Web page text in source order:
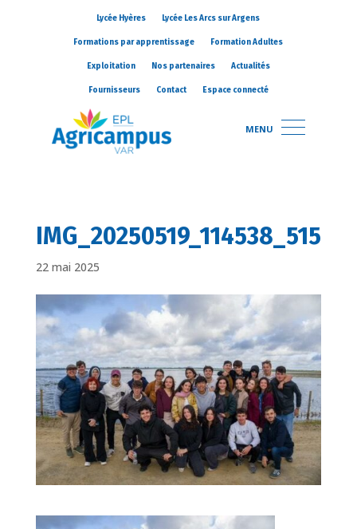
Lycée Hyères Lycée Les Arcs sur Argens
Formations par apprentissage Formation Adultes
Exploitation Nos partenaires Actualités
Fournisseurs Contact Espace connecté
MENU
IMG_20250519_114538_515
22 mai 2025